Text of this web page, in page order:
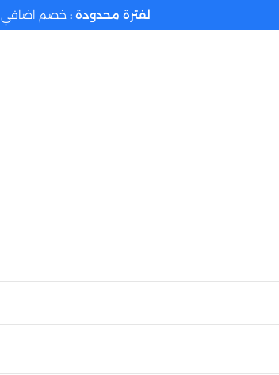
لفترة محدودة : خصم اضافي 10% علي اول اوردر ليك بكوبون